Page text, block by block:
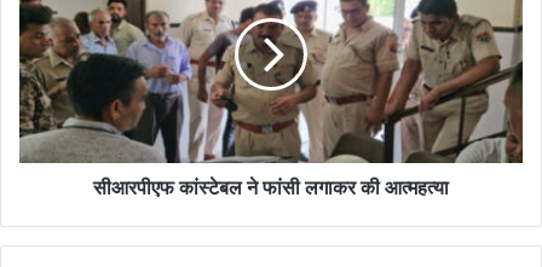
सीआरपीएफ कांस्टेबल ने फांसी लगाकर की आत्महत्या